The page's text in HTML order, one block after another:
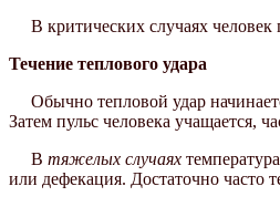
В критических случаях человек
Течение теплового удара
Обычно тепловой удар
Затем пульс человека учащается,
В тяжелых случаях
или дефекация. Достаточно часто